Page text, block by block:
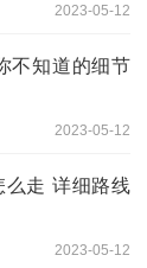
2023-05-12
不知道的细节
2023-05-12
么走 详细路线
2023-05-12